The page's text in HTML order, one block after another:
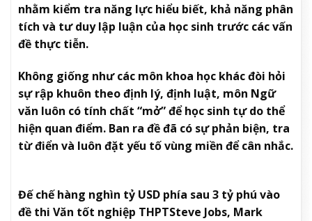
nhằm kiểm tra năng lực hiểu biết, khả năng phân
tích và tư duy lập luận của học sinh trước các vấn
đề thực tiễn.
Không giống như các môn khoa học khác đòi hỏi
sự rập khuôn theo định lý, định luật, môn Ngữ
văn luôn có tính chất “mở” để học sinh tự do thể
hiện quan điểm. Ban ra đề đã có sự phản biện, tra
từ điển và luôn đặt yếu tố vùng miền để cân nhắc.
Đế chế hàng nghìn tỷ USD phía sau 3 tỷ phú vào
đề thi Văn tốt nghiệp THPTSteve Jobs, Mark